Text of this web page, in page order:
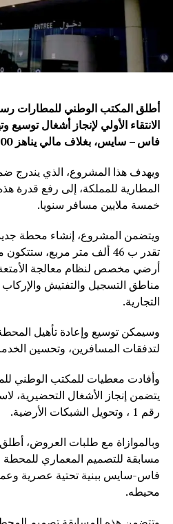
أطلق المكتب الوطني للمطارات
الانتقاء الأولي لإنجاز أشغال
فاس – سايس، بغلاف مالي يناهز 500 مليون درهم
ويهدف هذا المشروع، الذي يندرج
المطارية للمملكة، إلى رفع قدرة
خمسة ملايين مسافر سنويا.
ويتضمن المشروع، إنشاء محطة
تقدر ب 46 ألف متر مربع،
أرضي مخصص لنظام معالجة
مناطق التسجيل والتفتيش
التجارية.
وسيمكن توسيع وإعادة تأهيل
لتدفقات المسافرين، وتحسين
وأفادت معطيات للمكتب الوطني
يتضمن إنجاز الأشغال التحضيرية،
رقم 1 ، وتحويل الشبكات الأرضية.
وبالموازاة مع طلبات العروض،
مسابقة للتصميم المعماري للمحطة
فاس-سايس ببنية تحتية عصرية
محيطه.